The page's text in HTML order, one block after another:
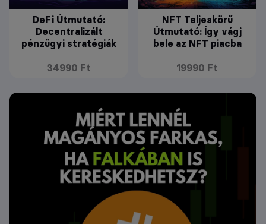
DeFi Útmutató:
Decentralizált
pénzügyi stratégiák
34990 Ft
NFT Teljeskörű
Útmutató: Így vágj
bele az NFT piacba
19990 Ft